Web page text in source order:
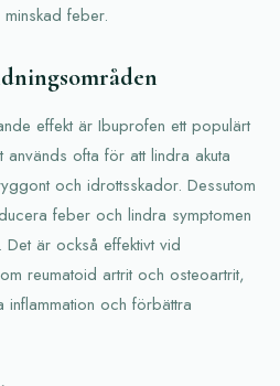
feber.
effekt är Ibuprofen ett populärt
ofta för att lindra akuta
och idrottsskador. Dessutom
feber och lindra symptomen
är också effektivt vid
reumatoid artrit och osteoartrit,
inflammation och förbättra